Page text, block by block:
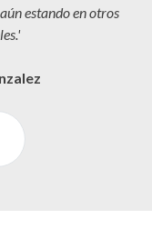
estando en otros